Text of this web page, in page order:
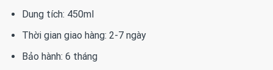
Dung tích: 450ml
Thời gian giao hàng: 2-7 ngày
Bảo hành: 6 tháng